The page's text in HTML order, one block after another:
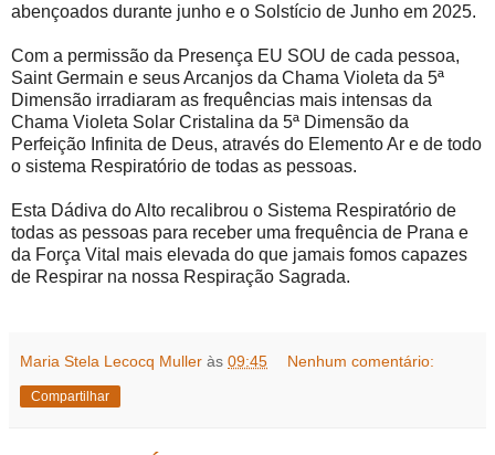
abençoados durante junho e o Solstício de Junho em 2025.
Com a permissão da Presença EU SOU de cada pessoa,
Saint Germain e seus Arcanjos da Chama Violeta da 5ª
Dimensão irradiaram as frequências mais intensas da
Chama Violeta Solar Cristalina da 5ª Dimensão da
Perfeição Infinita de Deus, através do Elemento Ar e de todo
o sistema Respiratório de todas as pessoas.
Esta Dádiva do Alto recalibrou o Sistema Respiratório de
todas as pessoas para receber uma frequência de Prana e
da Força Vital mais elevada do que jamais fomos capazes
de Respirar na nossa Respiração Sagrada.
Maria Stela Lecocq Muller às 09:45 Nenhum comentário:
Compartilhar